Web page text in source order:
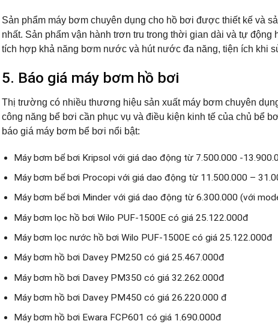
Sản phẩm máy bơm chuyên dụng cho hồ bơi được thiết kế và
nhất. Sản phẩm vận hành trơn tru trong thời gian dài và tự
tích hợp khả năng bơm nước và hút nước đa năng, tiện ích khi
5. Báo giá máy bơm hồ bơi
Thị trường có nhiều thương hiệu sản xuất máy bơm chuyên
công năng bể bơi cần phục vụ và điều kiện kinh tế của chủ bể
báo giá máy bơm bể bơi nổi bật:
Máy bơm bể bơi Kripsol với giá dao động từ 7.500.000 -
Máy bơm bể bơi Procopi với giá dao động từ 11.500.000 –
Máy bơm bể bơi Minder với giá dao động từ 6.300.000 (với
Máy bơm lọc hồ bơi Wilo PUF-1500E có giá 25.122.000đ
Máy bơm lọc nước hồ bơi Wilo PUF-1500E có giá 25.122.000đ
Máy bơm hồ bơi Davey PM250 có giá 25.467.000đ
Máy bơm hồ bơi Davey PM350 có giá 32.262.000đ
Máy bơm hồ bơi Davey PM450 có giá 26.220.000 đ
Máy bơm hồ bơi Ewara FCP601 có giá 1.690.000đ